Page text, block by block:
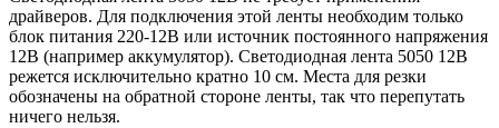
драйверов. Для подключения этой ленты необходим только
блок питания 220-12В или источник постоянного напряжения
12В (например аккумулятор). Светодиодная лента 5050 12В
режется исключительно кратно 10 см. Места для резки
обозначены на обратной стороне ленты, так что перепутать
ничего нельзя.